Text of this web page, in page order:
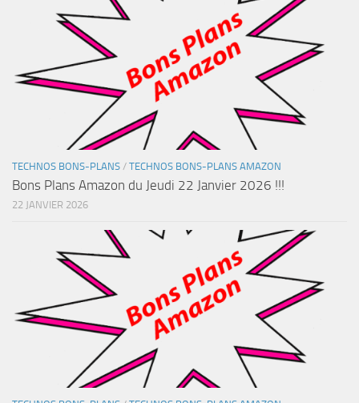
TECHNOS BONS-PLANS / TECHNOS BONS-PLANS AMAZON
Bons Plans Amazon du Jeudi 22 Janvier 2026 !!!
22 JANVIER 2026